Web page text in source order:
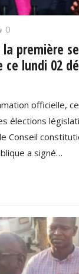
0
première
lundi 02
officielle,
élections
Conseil
a signé…